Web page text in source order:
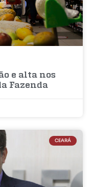
e alta nos
Fazenda
CEARÁ